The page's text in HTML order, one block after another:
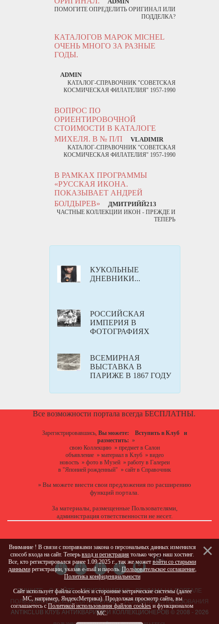
ПОМОГИТЕ ОПРЕДЕЛИТЬ ОРИГИНАЛ ИЛИ
ПОДДЕЛКА?
КАТАЛОГОВ МАРОК MICHEL
ОЧЕНЬ МНОГО ЗА РАЗНЫЕ
ГОДЫ.
ADMIN
КАТАЛОГ-СПРАВОЧНИК "СОВЕТСКАЯ
КОСМИЧЕСКАЯ ФИЛАТЕЛИЯ" 1957-1990
ВОПРОС ПО
ОРИЕНТИРОВОЧНОЙ
СТОИМОСТИ В КАТАЛОГЕ
МИХЕЛЯ. В № П/П
VLADIMIR
КАТАЛОГ-СПРАВОЧНИК "СОВЕТСКАЯ
КОСМИЧЕСКАЯ ФИЛАТЕЛИЯ" 1957-1990
В РАМКАХ ПРОГРАММЫ
«РУССКАЯ ИКОНА.
ПОКАЗЫВАЕТ АНДРЕЙ
БОЛДЫРЕВ»
ДМИТРИЙЙ213
ЧАСТНЫЕ КОЛЛЕКЦИИ ИКОН - ПРЕЖДЕ И
ТЕПЕРЬ
КУКОЛЬНЫЕ
ДНЕВНИКИ...
РОССИЙСКАЯ
ИМПЕРИЯ В
ФОТОГРАФИЯХ
ВСЕМИРНАЯ
ВЫСТАВКА В
ПАРИЖЕ В 1867 ГОДУ
Все возможности портала всегда БЕСПЛАТНЫ.
Зарегистрировавшись, Вы можете: Вступить в Клуб
и
разместить: »
свою Коллекцию» предмет в Салон
объявление» материал в Клуб» видео
новость» фото в Музей» работу в Галереи
в "Японией рожденный" » сайт в Справочник
» Вы можете внести свои предложенияпо расширению
функций портала.
За материалы, размещенные Пользователями,
администрация ответственности не несет.
ПИШИТЕ О САЙТЕ ПРИГЛАШАЕМ !!! РЕКЛАМА НА ПОРТАЛЕ
ПОЛЬЗОВАТЕЛЬСКОЕ СОГЛАШЕНИЕ
УСЛОВИЯ ИСПОЛЬЗОВАНИЯ
ANTIKCLUB КЛУБ АНТИКВАРИЕВ И КОЛЛЕКЦИОНЕРОВ © 2008 - 2026
Внимание ! В связи с поправками закона о персональных данных изменился
способ входа на сайт. Теперь вход и регистрация только через наш хостинг.
Все, кто регистрировался ранее 1.09.2025 г., так же может войти со старыми
даннымирегистрации, указав e-mail и пароль.Пользовательское соглашение,
Политика конфиденциальности
Сайт использует файлы cookies и сторонние метрические системы (далее
МС, например, ЯндексМетрика). Продолжая просмотр сайта, вы
соглашаетесь с Политикой использования файлов cookies и функционалом
МС.